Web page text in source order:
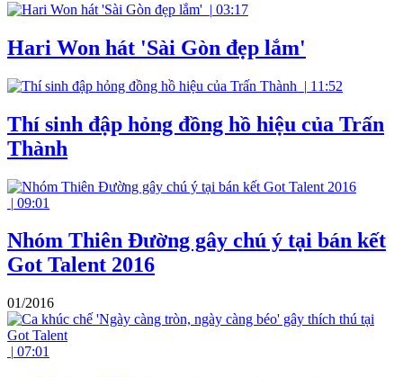
| 03:17
Hari Won hát 'Sài Gòn đẹp lắm'
| 11:52
Thí sinh đập hỏng đồng hồ hiệu của Trấn
Thành
| 09:01
Nhóm Thiên Đường gây chú ý tại bán kết
Got Talent 2016
01/2016
| 07:01